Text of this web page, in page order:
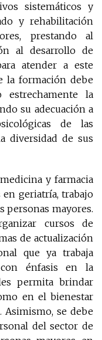
sistemáticos y
y rehabilitación
prestando al
al desarrollo de
atender a este
la formación debe
estrechamente la
su adecuación a
de las
diversidad de sus
y farmacia
en geriatría, trabajo
personas mayores.
cursos de
de actualización
que ya trabaja
énfasis en la
permita brindar
en el bienestar
Asimismo, se debe
del sector de